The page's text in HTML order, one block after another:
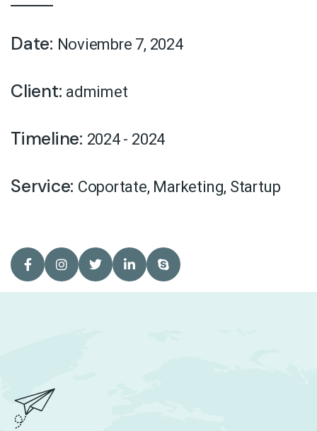
Date: Noviembre 7, 2024
Client: admimet
Timeline: 2024 - 2024
Service: Coportate, Marketing, Startup